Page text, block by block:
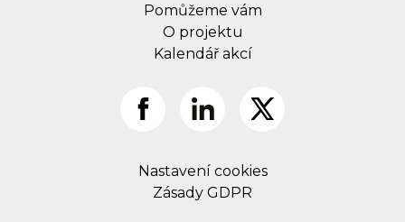
Pomůžeme vám
O projektu
Kalendář akcí
Nastavení cookies
Zásady GDPR